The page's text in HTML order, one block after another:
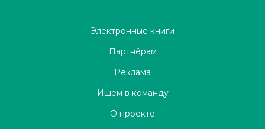
Электронные книги
Партнёрам
Реклама
Ищем в команду
О проекте